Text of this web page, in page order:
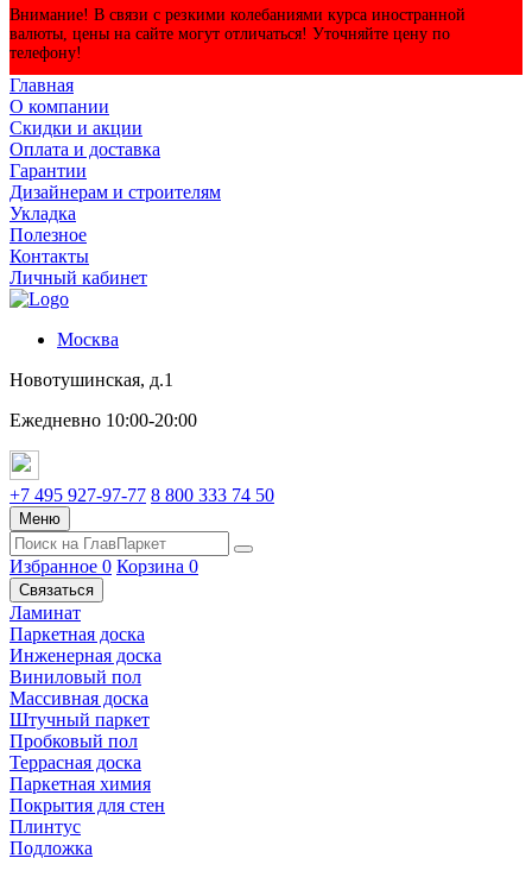
Внимание! В связи с резкими колебаниями курса иностранной
валюты, цены на сайте могут отличаться! Уточняйте цену по
телефону!
Главная
О компании
Скидки и акции
Оплата и доставка
Гарантии
Дизайнерам и строителям
Укладка
Полезное
Контакты
Личный кабинет
Москва
Новотушинская, д.1
Ежедневно 10:00-20:00
+7 495 927-97-77 8 800 333 74 50
Меню
Избранное 0 Корзина 0
Связаться
Ламинат
Паркетная доска
Инженерная доска
Виниловый пол
Массивная доска
Штучный паркет
Пробковый пол
Террасная доска
Паркетная химия
Покрытия для стен
Плинтус
Подложка